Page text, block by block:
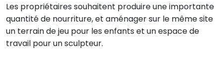
Les propriétaires souhaitent produire une importante
quantité de nourriture, et aménager sur le même site
un terrain de jeu pour les enfants et un espace de
travail pour un sculpteur.